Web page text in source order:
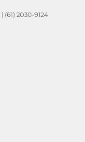
| (61) 2030-9124